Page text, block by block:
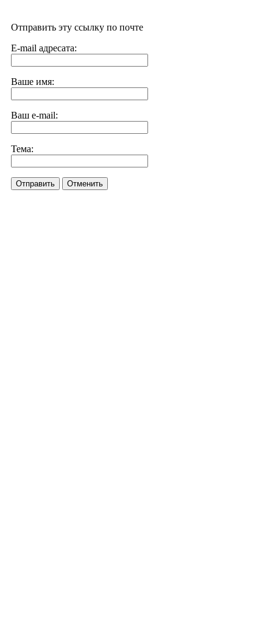
Отправить эту ссылку по почте
E-mail адресата:
Ваше имя:
Ваш e-mail:
Тема:
Отправить Отменить